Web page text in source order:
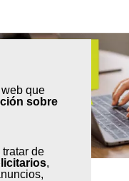
que
sobre
tratar de
,